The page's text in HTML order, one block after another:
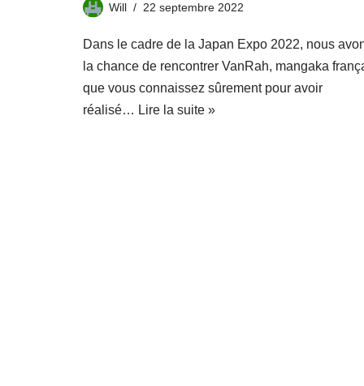
Will 22 septembre 2022
Dans le cadre de la Japan Expo 2022, nous
la chance de rencontrer VanRah, mangaka
que vous connaissez sûrement pour avoir
réalisé… Lire la suite »